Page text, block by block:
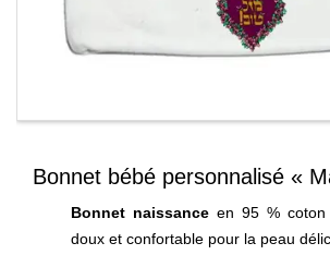
Bonnet bébé personnalisé «
Bonnet naissance en 95 % coton
doux et confortable pour la peau